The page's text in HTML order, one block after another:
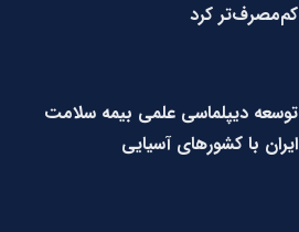
کم‌مصرف‌تر کرد
توسعه دیپلماسی علمی بیمه سلامت
ایران با کشورهای آسیایی